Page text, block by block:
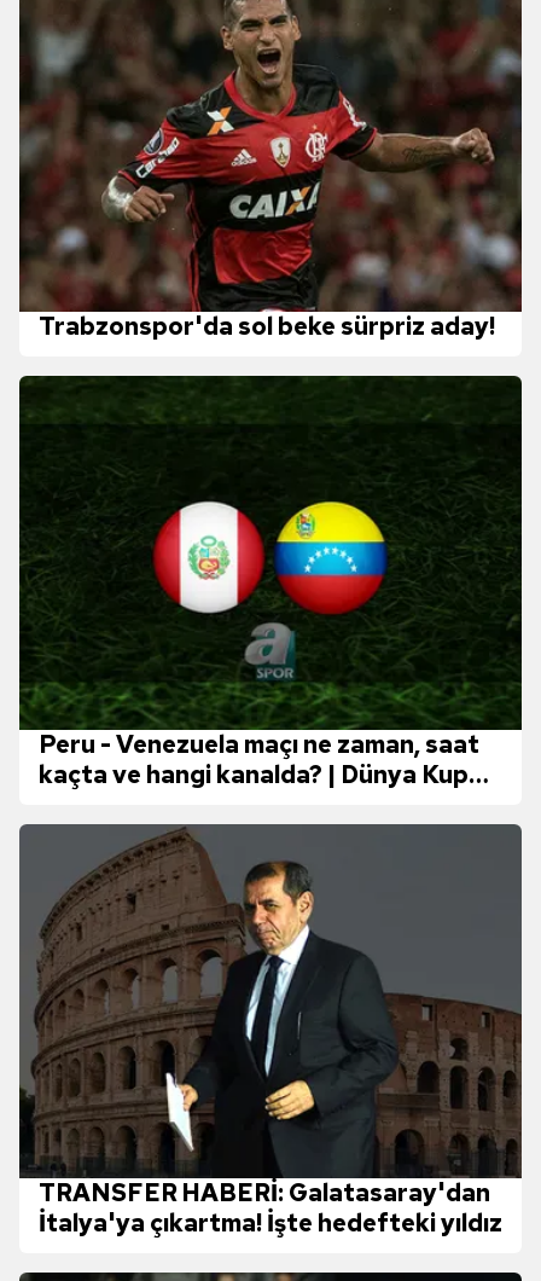
Trabzonspor'da sol beke sürpriz aday!
Peru - Venezuela maçı ne zaman, saat
kaçta ve hangi kanalda? | Dünya Kupası
TRANSFER HABERİ: Galatasaray'dan
İtalya'ya çıkartma! İşte hedefteki yıldız